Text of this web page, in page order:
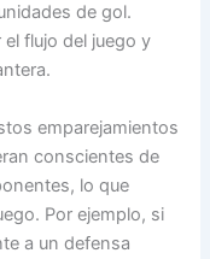
de gol.
flujo del juego y
emparejamientos
conscientes de
lo que
Por ejemplo, si
a un defensa